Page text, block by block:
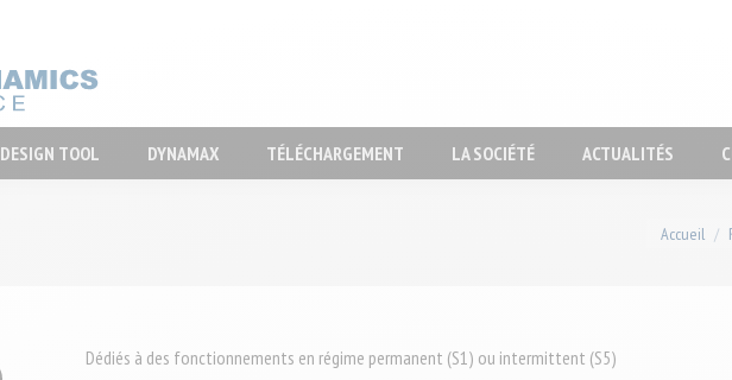
DESIGN TOOL DYNAMAX TÉLÉCHARGEMENT LA SOCIÉTÉ ACTUALITÉS
Vous êtes
Accueil
Dédiés à des fonctionnements en régime permanent (S1) ou intermittent (S5)